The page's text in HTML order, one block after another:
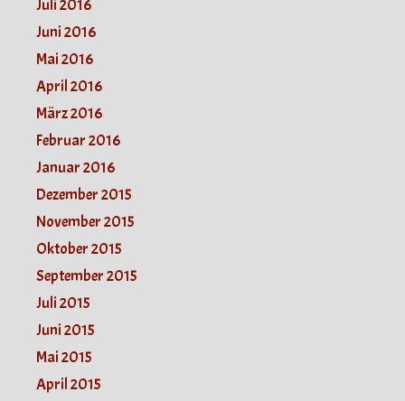
Juli 2016
Juni 2016
Mai 2016
April 2016
März 2016
Februar 2016
Januar 2016
Dezember 2015
November 2015
Oktober 2015
September 2015
Juli 2015
Juni 2015
Mai 2015
April 2015